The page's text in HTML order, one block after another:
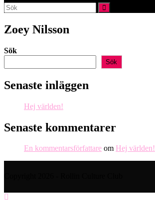
Zoey Nilsson
Sök
Sök
Senaste inläggen
Hej världen!
Senaste kommentarer
En kommentarsförfattare om Hej världen!